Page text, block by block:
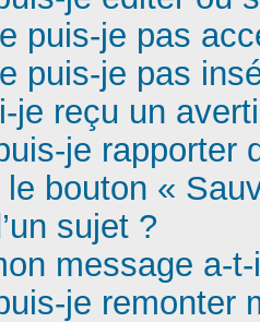
puis-je pas
puis-je pas
je reçu un
je rapporter
bouton «
sujet ?
message a-
je remonter